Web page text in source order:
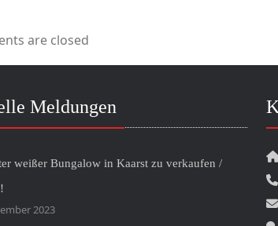
are closed
Meldungen
weißer Bungalow in Kaarst zu verkaufen /
2023